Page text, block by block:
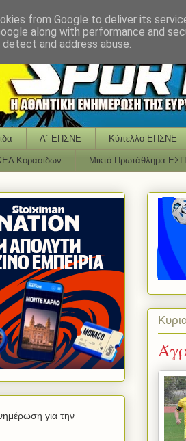
Α΄ ΕΠΣΝΕ Κύπελλο ΕΠΣΝΕ
Κορασίδων Μικτό Πρωτάθλημα
για την
from Google to deliver its
along with performance and
and address abuse.